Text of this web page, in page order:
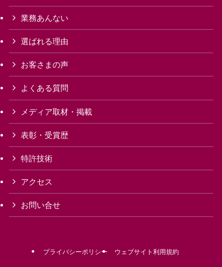
業務あんない
選ばれる理由
お客さまの声
よくある質問
メディア取材・掲載
表彰・受賞歴
特許技術
アクセス
お問い合せ
プライバシーポリシー ウェブサイト利用規約